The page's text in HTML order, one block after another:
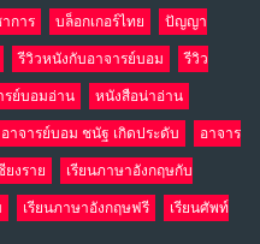
การ บล็อกเกอร์ไทย ปัญญา
รีวิวหนังกับอาจารย์บอม รีวิว
รย์บอมอ่าน หนังสือน่าอ่าน
อาจารย์บอม ชนัฐ เกิดประดับ อาจาร
ยงราย เรียนภาษาอังกฤษกับ
เรียนภาษาอังกฤษฟรี เรียนศัพท์